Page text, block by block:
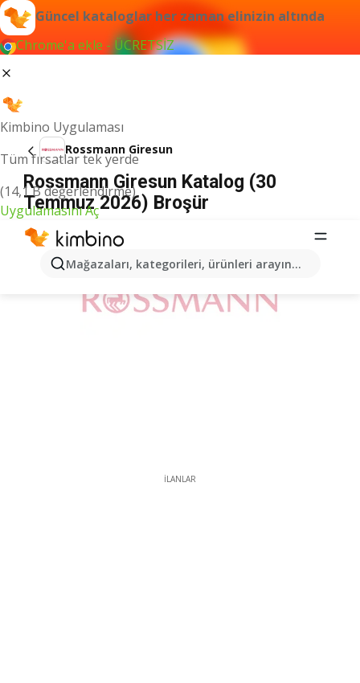
Güncel kataloglar her zaman elinizin altında
Chrome'a ekle - ÜCRETSİZ
Kimbino Uygulaması
Tüm fırsatlar tek yerde
(14,1 B değerlendirme)
Uygulamasını Aç
Mağazaları, kategorileri, ürünleri arayın...
Rossmann Giresun
Rossmann Giresun Katalog (30
Temmuz 2026) Broşür
İLANLAR